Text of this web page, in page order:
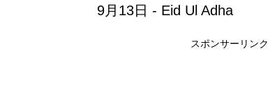
9月13日 - Eid Ul Adha
スポンサーリンク